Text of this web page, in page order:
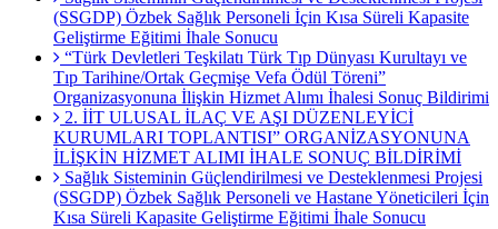
(SSGDP) Özbek Sağlık Personeli İçin Kısa Süreli Kapasite
Geliştirme Eğitimi İhale Sonucu
“Türk Devletleri Teşkilatı Türk Tıp Dünyası Kurultayı ve
Tıp Tarihine/Ortak Geçmişe Vefa Ödül Töreni”
Organizasyonuna İlişkin Hizmet Alımı İhalesi Sonuç Bildirimi
2. İİT ULUSAL İLAÇ VE AŞI DÜZENLEYİCİ
KURUMLARI TOPLANTISI” ORGANİZASYONUNA
İLİŞKİN HİZMET ALIMI İHALE SONUÇ BİLDİRİMİ
Sağlık Sisteminin Güçlendirilmesi ve Desteklenmesi Projesi
(SSGDP) Özbek Sağlık Personeli ve Hastane Yöneticileri İçin
Kısa Süreli Kapasite Geliştirme Eğitimi İhale Sonucu